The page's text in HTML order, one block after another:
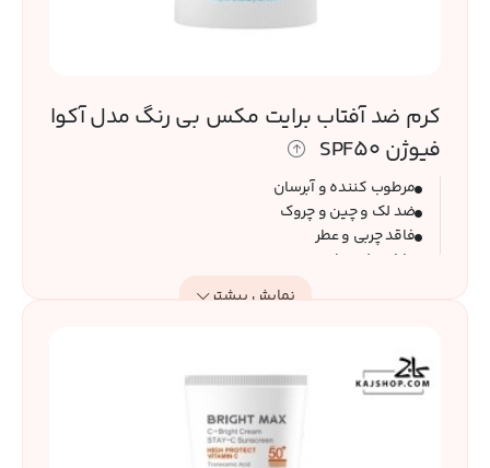
کرم ضد آفتاب برایت مکس بی رنگ مدل آکوا
فیوژن SPF50
مرطوب کننده و آبرسان
ضد لک و چین و چروک
فاقد چربی و عطر
دارای جلوه مات
نمایش بیشتر